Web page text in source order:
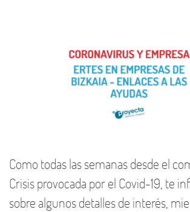
Como todas las semanas desde el
Crisis provocada por el Covid-19, te
sobre algunos detalles de interés,